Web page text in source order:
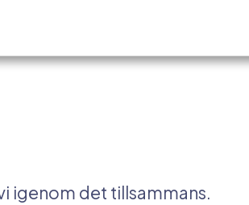
igenom det tillsammans.